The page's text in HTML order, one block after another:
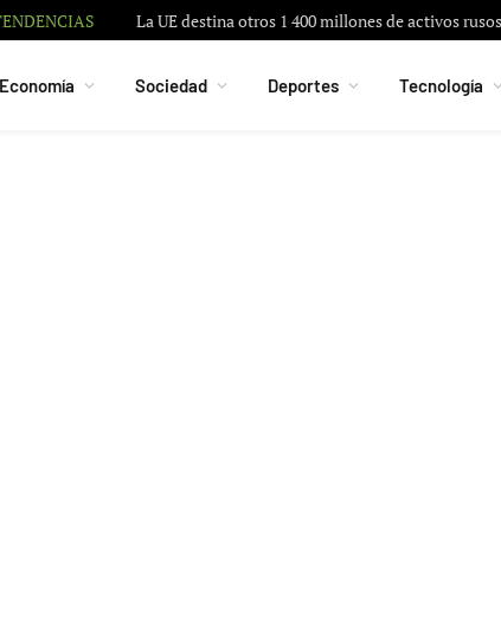
La UE destina otros 1 400 millones de activos
Economía Sociedad Deportes Tecnología